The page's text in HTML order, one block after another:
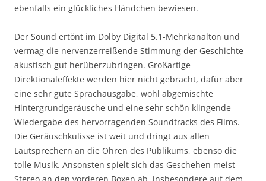
ebenfalls ein glückliches Händchen bewiesen.
Der Sound ertönt im Dolby Digital 5.1-Mehrkanalton und
vermag die nervenzerreißende Stimmung der Geschichte
akustisch gut herüberzubringen. Großartige
Direktionaleffekte werden hier nicht gebracht, dafür aber
eine sehr gute Sprachausgabe, wohl abgemischte
Hintergrundgeräusche und eine sehr schön klingende
Wiedergabe des hervorragenden Soundtracks des Films.
Die Geräuschkulisse ist weit und dringt aus allen
Lautsprechern an die Ohren des Publikums, ebenso die
tolle Musik. Ansonsten spielt sich das Geschehen meist